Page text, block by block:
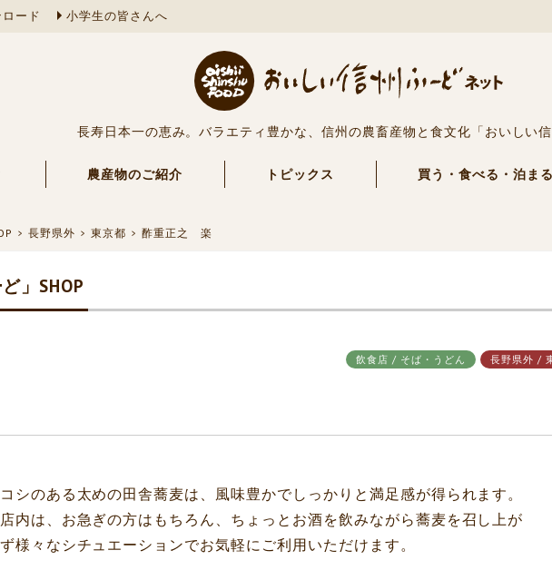
ード 小学生の皆さんへ
長寿日本一の恵み。バラエティ豊かな、信州の農畜産物と食文化「おいしい
農産物のご紹介 トピックス 買う・食べる・泊ま
長野県外 東京都 酢重正之 楽
」SHOP
飲食店 / そば・うどん 長野県外 /
シのある太めの田舎蕎麦は、風味豊かでしっかりと満足感が得られます。
内は、お急ぎの方はもちろん、ちょっとお酒を飲みながら蕎麦を召し上が
様々なシチュエーションでお気軽にご利用いただけます。